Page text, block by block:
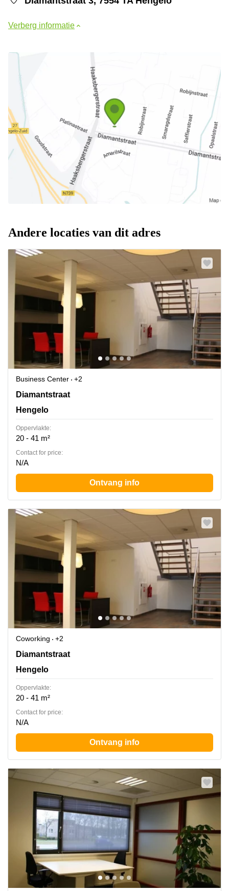
Verberg informatie
Andere locaties van dit adres
Business Center
+2
Diamantstraat 3, Hengelo
Diamantstraat
Hengelo
Oppervlakte:
20 - 41 m²
Contact for price:
N/A
Ontvang info
Coworking
+2
Diamantstraat 3, Hengelo
Diamantstraat
Hengelo
Oppervlakte:
20 - 41 m²
Contact for price:
N/A
Ontvang info